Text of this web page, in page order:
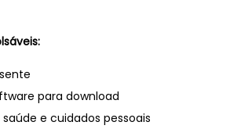
para download
e cuidados pessoais